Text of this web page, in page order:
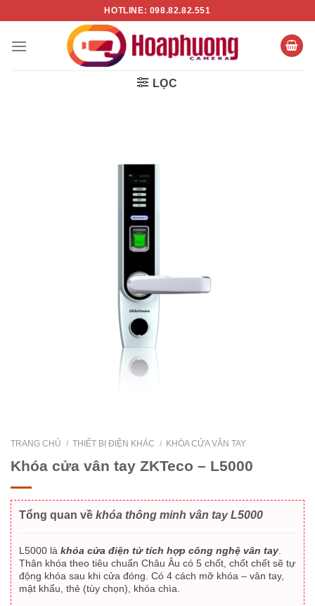
nội
HOTLINE: 098.82.82.551
LỌC
TRANG CHỦ / THIẾT BỊ ĐIỆN KHÁC / KHÓA CỬA VÂN TAY
Khóa cửa vân tay ZKTeco – L5000
Tổng quan về khóa thông minh vân tay L5000
L5000 là khóa cửa điện tử tích hợp công nghệ vân tay
Thân khóa theo tiêu chuẩn Châu Âu có 5 chốt, chốt chết sẽ tự
động khóa sau khi cửa đóng. Có 4 cách mỡ khóa – vân tay,
mật khẩu, thẻ (tùy chọn), khóa chìa.